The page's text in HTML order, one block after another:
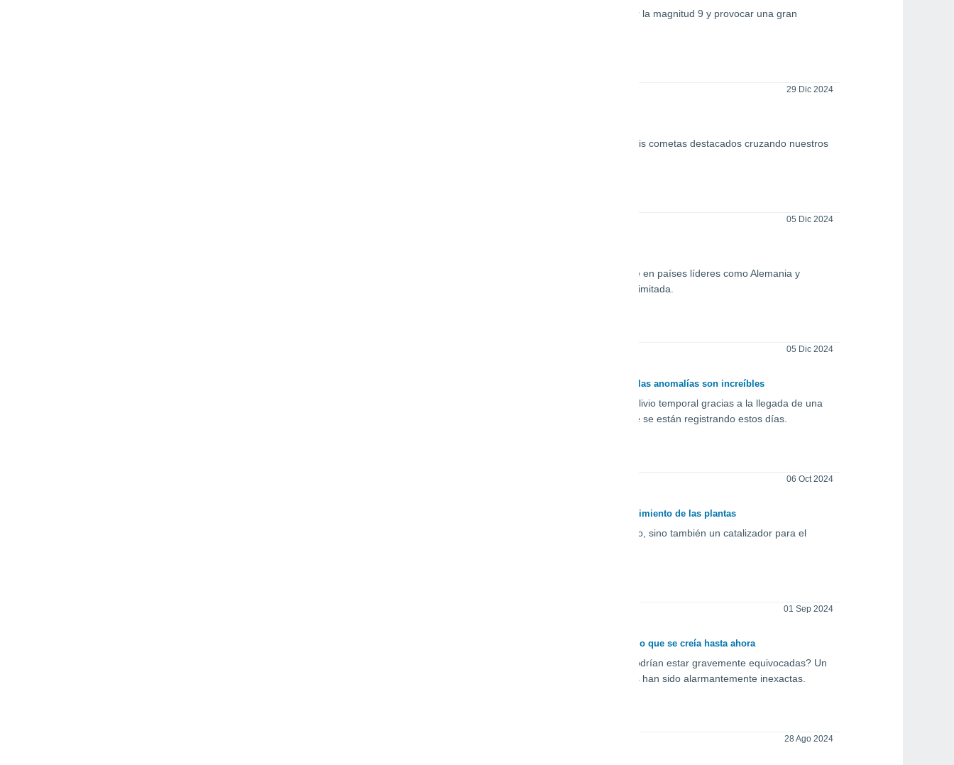
El término “The Big One” hace referencia a un megaterremoto que podría superar la magnitud 9 y provocar una gran
29 Dic 2024
El año 2025 promete ser inolvidable para los aficionados de la astronomía, con seis cometas destacados cruzando nuestros
05 Dic 2024
El reverse vending convierte envases vacíos en dinero, revolucionando el reciclaje en países líderes como Alemania y
Noruega. Sin embargo, hasta ahora en España su implantación ha sido bastante limitada.
05 Dic 2024
El mar Mediterráneo podría estar a punto de activar su "válvula de seguridad". Hoy las anomalías son increíbles
El Mediterráneo, con temperaturas récord para un mes de diciembre, espera un alivio temporal gracias a la llegada de una
masa de aire muy frío que podría equilibrar las importantes anomalías cálidas que se están registrando estos días.
06 Oct 2024
Un estudio sugiere que el sonido puede potenciar los hongos que favorecen el crecimiento de las plantas
Es posible que el sonido no solo sea una forma de comunicación o entretenimiento, sino también un catalizador para el
01 Sep 2024
El preocupante aviso de unos biólogos australianos: hay muchos menos peces de lo que se creía hasta ahora
¿Sabías que nuestras estimaciones sobre la cantidad de peces en los océanos podrían estar gravemente equivocadas? Un
estudio reciente publicado en Nature ha revelando que las evaluaciones históricas han sido alarmantemente inexactas.
28 Ago 2024